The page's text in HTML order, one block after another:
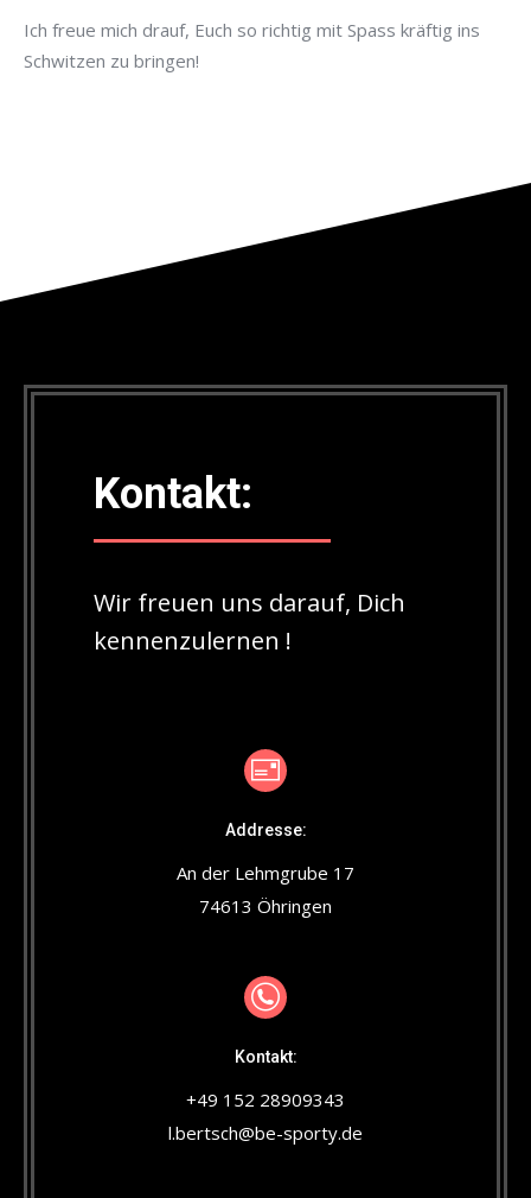
Ich freue mich drauf, Euch so richtig mit Spass kräftig ins
Schwitzen zu bringen!
Kontakt:
Wir freuen uns darauf, Dich
kennenzulernen !
Addresse:
An der Lehmgrube 17
74613 Öhringen
Kontakt:
+49 152 28909343
l.bertsch@be-sporty.de